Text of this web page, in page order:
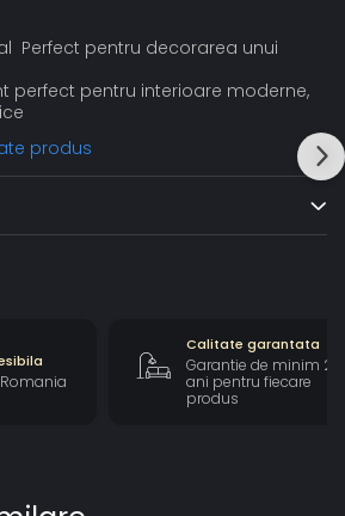
Perfect pentru decorarea unui
perfect pentru interioare moderne,
produs
Calitate garantata
Garantie de minim 2
ani pentru fiecare
produs